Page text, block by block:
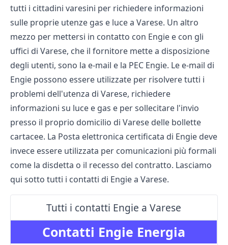
tutti i cittadini varesini per richiedere informazioni
sulle proprie utenze gas e luce a Varese. Un altro
mezzo per mettersi in contatto con Engie e con gli
uffici di Varese, che il fornitore mette a disposizione
degli utenti, sono la e-mail e la PEC Engie. Le e-mail di
Engie possono essere utilizzate per risolvere tutti i
problemi dell'utenza di Varese, richiedere
informazioni su luce e gas e per sollecitare l'invio
presso il proprio domicilio di Varese delle bollette
cartacee. La Posta elettronica certificata di Engie deve
invece essere utilizzata per comunicazioni più formali
come la disdetta o il recesso del contratto. Lasciamo
qui sotto tutti i contatti di Engie a Varese.
Tutti i contatti Engie a Varese
Contatti Engie Energia